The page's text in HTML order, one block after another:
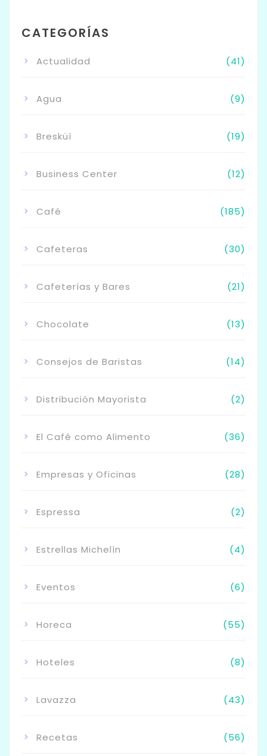
CATEGORÍAS
Actualidad (41)
Agua (9)
Bresküì (19)
Business Center (12)
Café (185)
Cafeteras (30)
Cafeterías y Bares (21)
Chocolate (13)
Consejos de Baristas (14)
Distribución Mayorista (2)
El Café como Alimento (36)
Empresas y Oficinas (28)
Espressa (2)
Estrellas Michelín (4)
Eventos (6)
Horeca (55)
Hoteles (8)
Lavazza (43)
Recetas (56)